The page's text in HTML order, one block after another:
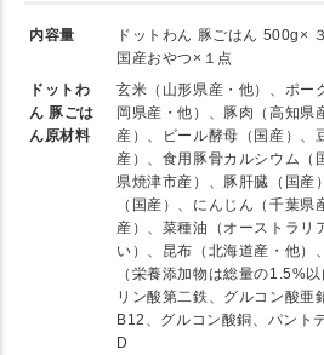
内容量
ドットわん 豚ごはん 500g×
国産おやつ×１点
ドットわ
ん 豚ごは
ん原材料
玄米（山形県産・他）、ポー
岡県産・他）、豚肉（高知県
産）、ビール酵母（国産）、
産）、食用豚骨カルシウム（
県焼津市産）、豚肝臓（国産
（国産）、にんじん（千葉
産）、菜種油（オーストラリ
い）、昆布（北海道産・他）
（栄養添加物は総量の1.5%
リン酸第二鉄、グルコン酸亜
B12、グルコン酸銅、パント
D